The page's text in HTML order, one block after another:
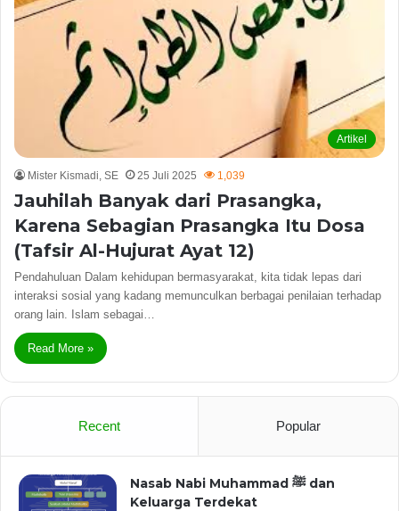
Artikel
Mister Kismadi, SE 25 Juli 2025 1,039
Jauhilah Banyak dari Prasangka,
Karena Sebagian Prasangka Itu Dosa
(Tafsir Al-Hujurat Ayat 12)
Pendahuluan Dalam kehidupan bermasyarakat, kita tidak lepas dari
interaksi sosial yang kadang memunculkan berbagai penilaian terhadap
orang lain. Islam sebagai…
Read More »
Recent Popular
Nasab Nabi Muhammad ﷺ dan
Keluarga Terdekat